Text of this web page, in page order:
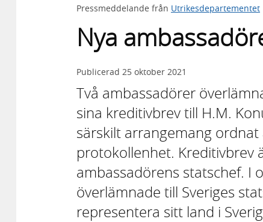
Pressmeddelande från Utrikesdepartementet
Nya
Publicerad 25 oktober 2021
Två ambassadörer
sina kreditivbrev till H.M.
särskilt arrangemang
protokollenhet. Kreditivbrev
ambassadörens statschef. I
överlämnade till Sveriges
representera sitt land i